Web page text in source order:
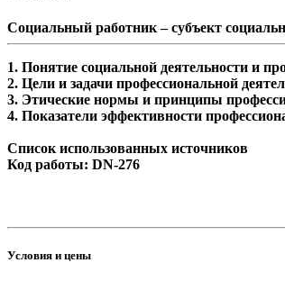
Социальный работник – субъект
1. Понятие социальной деятельности и
2. Цели и задачи профессиональной
3. Этические нормы и принципы
4. Показатели эффективности
Список использованных источников
Код работы: DN-276
Условия и цены